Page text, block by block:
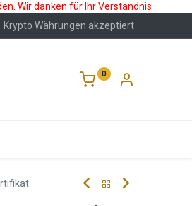
Wir danken für Ihr Verständnis
Krypto Währungen akzeptiert
0